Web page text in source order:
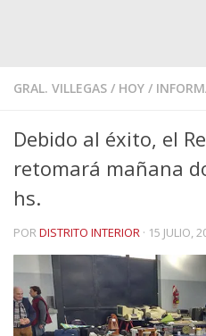
GRAL. VILLEGAS / HOY /
Debido al éxito, el
retomará mañana
hs.
PORDISTRITO INTERIOR · 15 JULIO,